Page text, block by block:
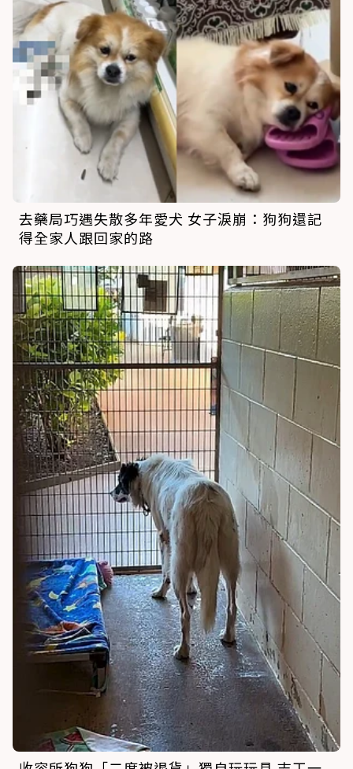
去藥局巧遇失散多年愛犬 女子淚崩：狗狗還記
得全家人跟回家的路